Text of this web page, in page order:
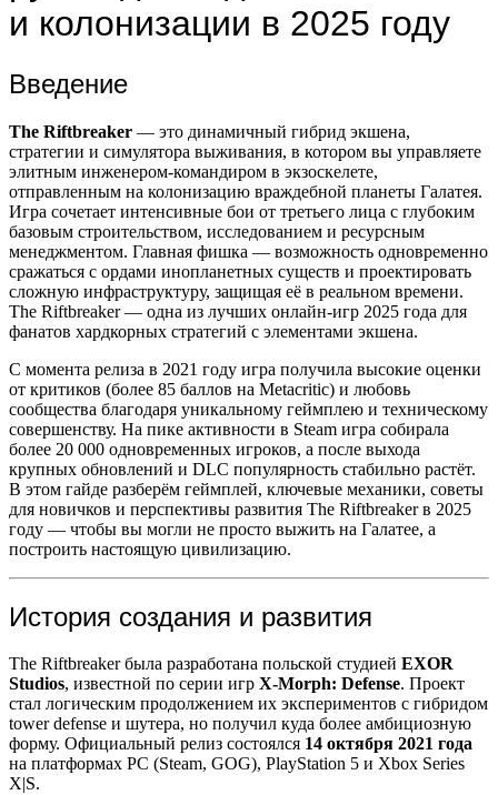
и колонизации в 2025 году
Введение
The Riftbreaker — это динамичный гибрид экшена,
стратегии и симулятора выживания, в котором вы управляете
элитным инженером-командиром в экзоскелете,
отправленным на колонизацию враждебной планеты Галатея.
Игра сочетает интенсивные бои от третьего лица с глубоким
базовым строительством, исследованием и ресурсным
менеджментом. Главная фишка — возможность одновременно
сражаться с ордами инопланетных существ и проектировать
сложную инфраструктуру, защищая её в реальном времени.
The Riftbreaker — одна из лучших онлайн-игр 2025 года для
фанатов хардкорных стратегий с элементами экшена.
С момента релиза в 2021 году игра получила высокие оценки
от критиков (более 85 баллов на Metacritic) и любовь
сообщества благодаря уникальному геймплею и техническому
совершенству. На пике активности в Steam игра собирала
более 20 000 одновременных игроков, а после выхода
крупных обновлений и DLC популярность стабильно растёт.
В этом гайде разберём геймплей, ключевые механики, советы
для новичков и перспективы развития The Riftbreaker в 2025
году — чтобы вы могли не просто выжить на Галатее, а
построить настоящую цивилизацию.
История создания и развития
The Riftbreaker была разработана польской студией EXOR
Studios, известной по серии игр X-Morph: Defense. Проект
стал логическим продолжением их экспериментов с гибридом
tower defense и шутера, но получил куда более амбициозную
форму. Официальный релиз состоялся 14 октября 2021 года
на платформах PC (Steam, GOG), PlayStation 5 и Xbox Series
X|S.